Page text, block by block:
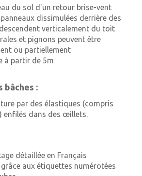
du sol d'un retour brise-vent
dissimulées derrière des
verticalement du toit
et pignons peuvent être
ou partiellement
à partir de 5m
bâches :
par des élastiques (compris
enfilés dans des œillets.
détaillée en Français
aux étiquettes numérotées